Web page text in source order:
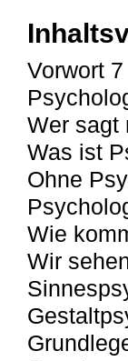
Vorwort 7
Wer sagt
Was ist
Ohne
Wie
Wir